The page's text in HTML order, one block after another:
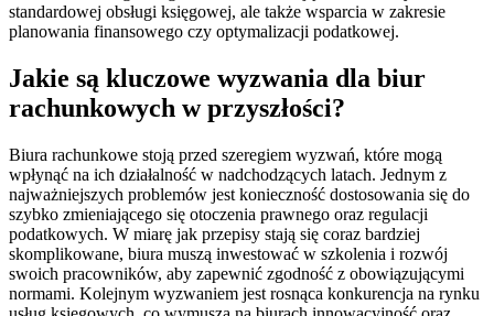
standardowej obsługi księgowej, ale także wsparcia w zakresie
planowania finansowego czy optymalizacji podatkowej.
Jakie są kluczowe wyzwania dla biur
rachunkowych w przyszłości?
Biura rachunkowe stoją przed szeregiem wyzwań, które mogą
wpłynąć na ich działalność w nadchodzących latach. Jednym z
najważniejszych problemów jest konieczność dostosowania się do
szybko zmieniającego się otoczenia prawnego oraz regulacji
podatkowych. W miarę jak przepisy stają się coraz bardziej
skomplikowane, biura muszą inwestować w szkolenia i rozwój
swoich pracowników, aby zapewnić zgodność z obowiązującymi
normami. Kolejnym wyzwaniem jest rosnąca konkurencja na rynku